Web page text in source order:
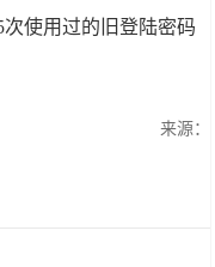
次使用过的旧登陆密码
来源：